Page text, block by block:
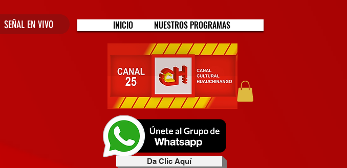
SEÑAL EN VIVO INICIO NUESTROS PROGRAMAS
Da Clic Aquí